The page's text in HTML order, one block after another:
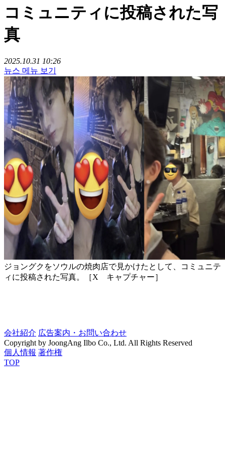
コミュニティに投稿された写
真
2025.10.31 10:26
뉴스 메뉴 보기
ジョングクをソウルの焼肉店で見かけたとして、コミュニテ
ィに投稿された写真。［X キャプチャー］
会社紹介 広告案内・お問い合わせ
Copyright by JoongAng Ilbo Co., Ltd. All Rights Reserved
個人情報 著作権
TOP